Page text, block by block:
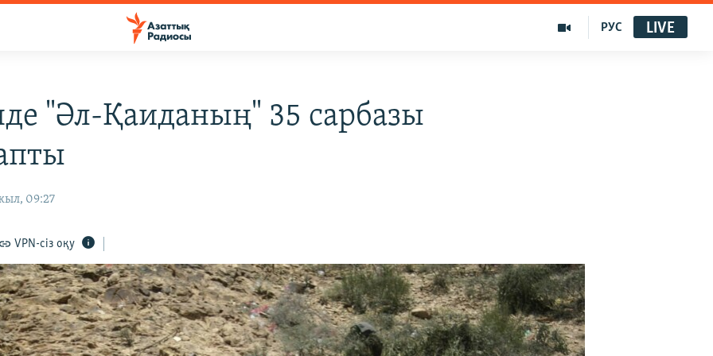
РУС LIVE
"Әл-Қаиданың" 35 сарбазы
09:27
VPN-сіз оқу